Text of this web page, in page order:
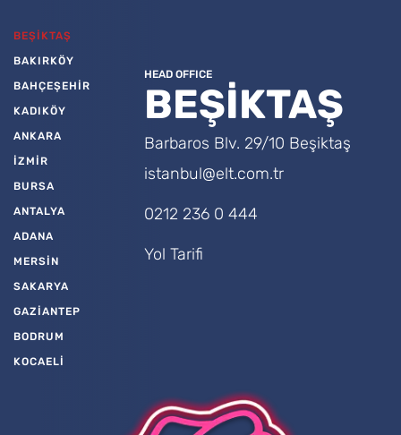
BEŞİKTAŞ
BAKIRKÖY
BAHÇEŞEHİR
KADIKÖY
ANKARA
İZMİR
BURSA
ANTALYA
ADANA
MERSİN
SAKARYA
GAZİANTEP
BODRUM
KOCAELİ
HEAD OFFICE
BEŞİKTAŞ
Barbaros Blv. 29/10 Beşiktaş
istanbul@elt.com.tr
0212 236 0 444
Yol Tarifi